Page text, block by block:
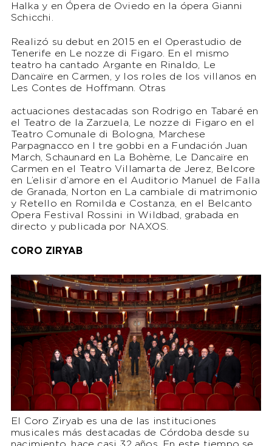
Halka y en Ópera de Oviedo en la ópera Gianni
Schicchi.
Realizó su debut en 2015 en el Operastudio de
Tenerife en Le nozze di Figaro. En el mismo
teatro ha cantado Argante en Rinaldo, Le
Dancaïre en Carmen, y los roles de los villanos en
Les Contes de Hoffmann. Otras
actuaciones destacadas son Rodrigo en Tabaré en
el Teatro de la Zarzuela, Le nozze di Figaro en el
Teatro Comunale di Bologna, Marchese
Parpagnacco en I tre gobbi en a Fundación Juan
March, Schaunard en La Bohème, Le Dancaïre en
Carmen en el Teatro Villamarta de Jerez, Belcore
en L’elisir d’amore en el Auditorio Manuel de Falla
de Granada, Norton en La cambiale di matrimonio
y Retello en Romilda e Costanza, en el Belcanto
Opera Festival Rossini in Wildbad, grabada en
directo y publicada por NAXOS.
CORO ZIRYAB
El Coro Ziryab es una de las instituciones
musicales más destacadas de Córdoba desde su